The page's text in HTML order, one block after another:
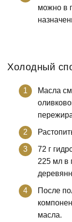
можно в
Холодный
Масла
72 г
225 мл в
После
масла.